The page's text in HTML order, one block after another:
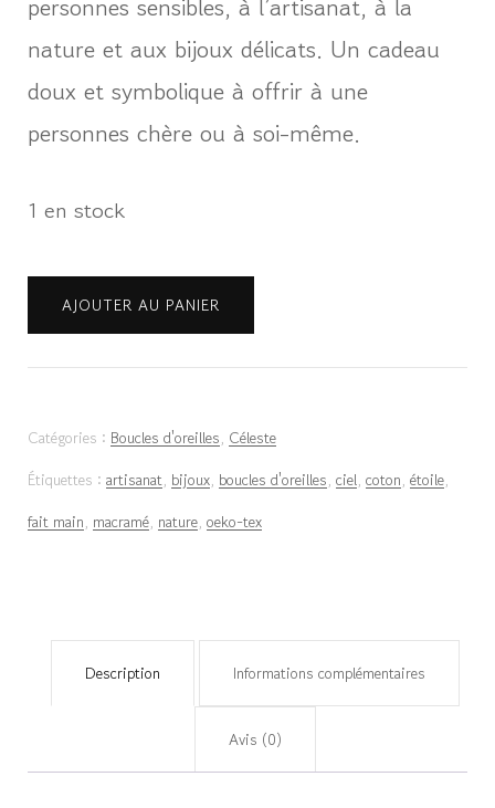
nature et aux bijoux délicats. Un cadeau
doux et symbolique à offrir à une
personnes chère ou à soi-même.
1 en stock
quantité
de
Boucles
"Céleste"
-
Pâle
AJOUTER AU PANIER
Catégories : Boucles d'oreilles, Céleste
Étiquettes : artisanat, bijoux, boucles d'oreilles, ciel, coton, étoile,
fait main, macramé, nature, oeko-tex
Description Informations complémentaires
Avis (0)